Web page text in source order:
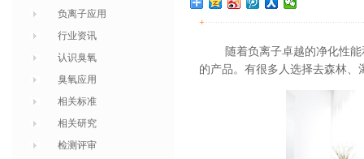
负离子应用
行业资讯
认识臭氧
臭氧应用
相关标准
相关研究
检测评审
+
随着负离子卓越的净化性
的产品。有很多人选择去森林